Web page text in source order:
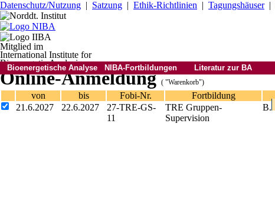
Datenschutz/Nutzung | Satzung | Ethik-Richtlinien | Tagungshäuser|
Mitglied im
International Institute for
Bioenergetic Analysis
Bioenergetische Analyse NIBA-Fortbildungen Literatur zur BA
Online-Anmeldung( "Warenkorb")
von bis Fobi-Nr. Fortbildung
21.6.2027
22.6.2027
27-TRE-GS-
11
TRE Gruppen-
Supervision
B.